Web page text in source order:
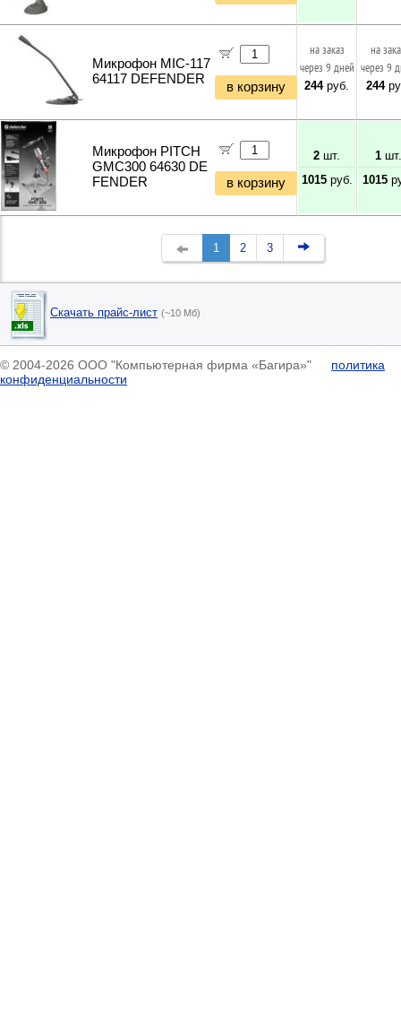
Микрофон MIC-117
64117 DEFENDER
в корзину
на заказ
через 9 дней
244руб.
на
через 9
244
Микрофон PITCH
GMC300 64630 DE
FENDER
в корзину
2 шт.
1015руб.
1шт.
1015
1 2 3
Скачать прайс-лист (~10 Мб)
© 2004-2026 ООО "Компьютерная фирма «Багира»" политика
конфиденциальности